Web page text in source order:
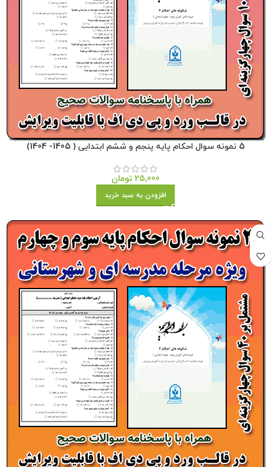
5 نمونه سوال احکام پایه پنجم و ششم ابتدایی ( 1405- 1404)
25,000 تومان
افزودن به سبد خرید